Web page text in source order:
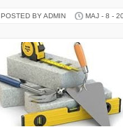
POSTED BY ADMIN MAJ - 8 -